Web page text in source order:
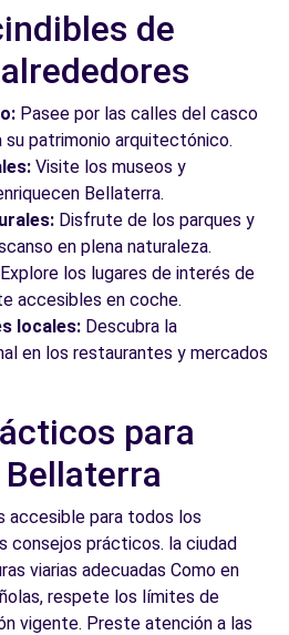
de
Pasee por las calles del casco
su patrimonio arquitectónico.
Visite los museos y
Bellaterra.
Disfrute de los parques y
en plena naturaleza.
Explore los lugares de interés de
accesibles en coche.
locales: Descubra la
en los restaurantes y mercados
para
accesible para todos los
consejos prácticos. la ciudad
viarias adecuadas Como en
respete los límites de
vigente. Preste atención a las